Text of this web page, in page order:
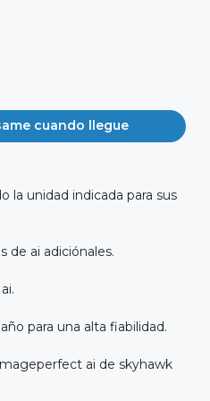
cuando llegue
la unidad indicada para sus
de ai adiciónales.
para una alta fiabilidad.
ai de skyhawk